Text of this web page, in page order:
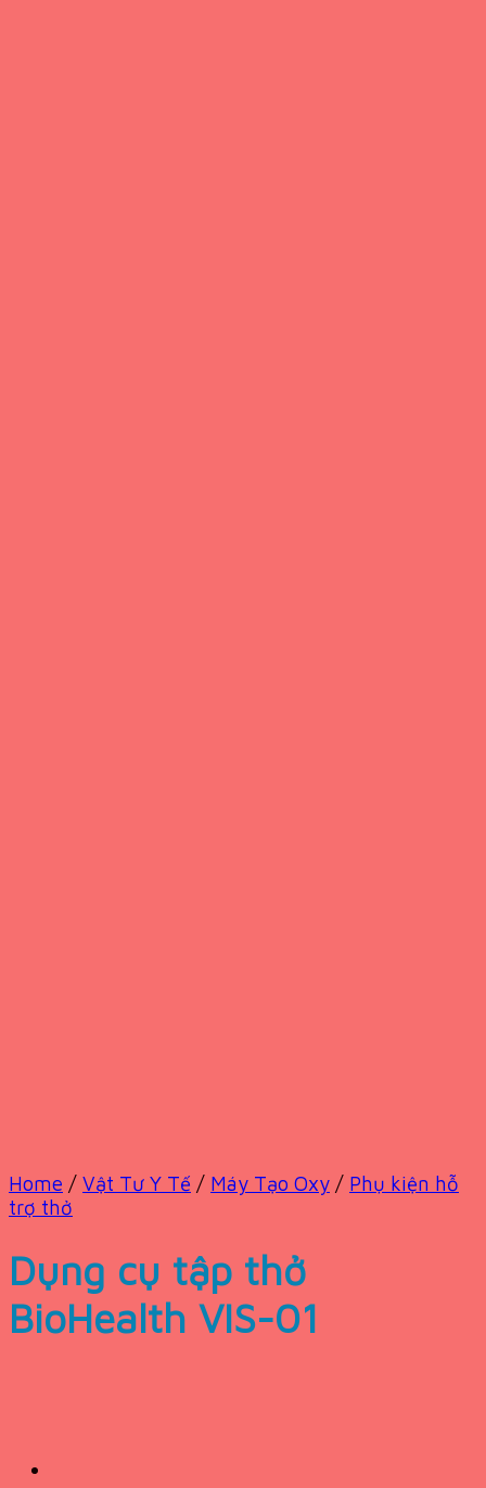
Home / Vật Tư Y Tế / Máy Tạo Oxy / Phụ kiện hỗ
trợ thở
Dụng cụ tập thở
BioHealth VIS-01